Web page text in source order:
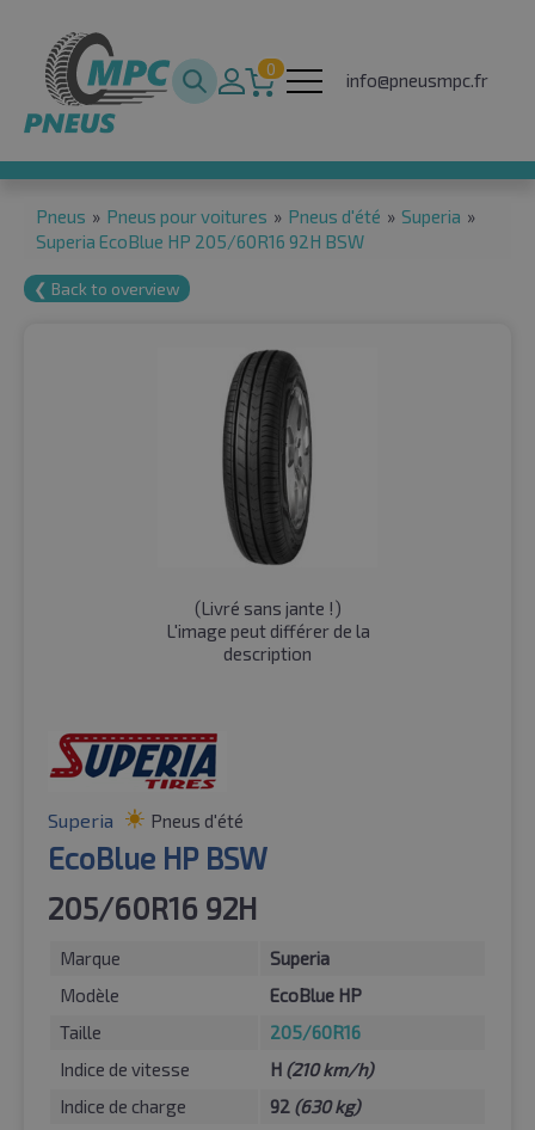
0
info@pneusmpc.fr
Pneus » Pneus pour voitures » Pneus d'été » Superia »
Superia EcoBlue HP 205/60R16 92H BSW
❮ Back to overview
(Livré sans jante !)
L'image peut différer de la
description
Superia Pneus d'été
EcoBlue HP BSW
205/60R16 92H
Marque
Superia
Modèle
EcoBlue HP
Taille
205/60R16
Indice de vitesse
H (210 km/h)
Indice de charge
92 (630 kg)